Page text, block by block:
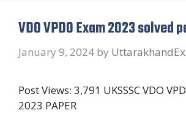
VDO VPDO Exam 2023 solved
January 9, 2024 by
Post Views: 3,791 UKSSSC VDO
2023 PAPER